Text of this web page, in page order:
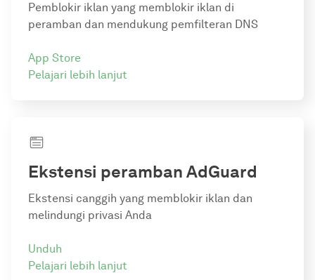
Pemblokir iklan yang memblokir iklan di
peramban dan mendukung pemfilteran DNS
Pelajari lebih lanjut
App Store
Ekstensi peramban AdGuard
Ekstensi canggih yang memblokir iklan dan
melindungi privasi Anda
Pelajari lebih lanjut
Unduh